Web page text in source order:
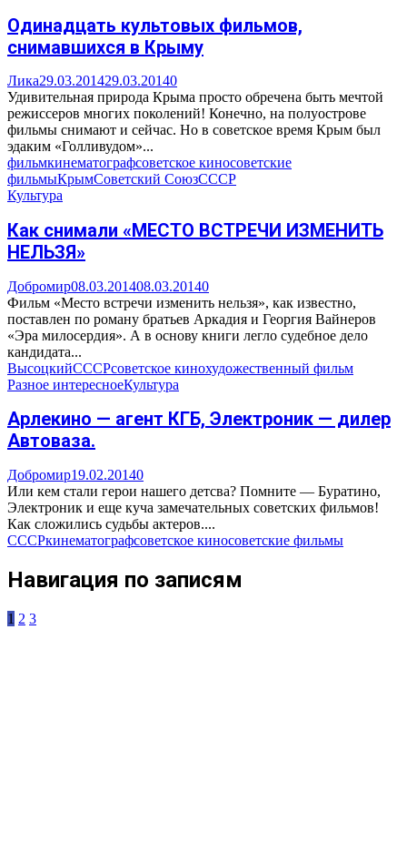
Одинадцать культовых фильмов,
снимавшихся в Крыму
Лика29.03.201429.03.20140
Удивительная природа Крыма просто обречена быть мечтой
режиссеров многих поколений! Конечно, на полуострове
фильмы снимают и сейчас. Но в советское время Крым был
эдаким «Голливудом»...
фильмкинематографсоветское киносоветские
фильмыКрымСоветский СоюзСССР
Культура
Как снимали «МЕСТО ВСТРЕЧИ ИЗМЕНИТЬ
НЕЛЬЗЯ»
Добромир08.03.201408.03.20140
Фильм «Место встречи изменить нельзя», как известно,
поставлен по роману братьев Аркадия и Георгия Вайнеров
«Эра милосердия». А в основу книги легло судебное дело
кандидата...
ВысоцкийСССРсоветское кинохудожественный фильм
Разное интересноеКультура
Арлекино — агент КГБ, Электроник — дилер
Автоваза.
Добромир19.02.20140
Или кем стали герои нашего детсва? Помните — Буратино,
Электроник и еще куча замечательных советских фильмов!
Как сложились судьбы актеров....
СССРкинематографсоветское киносоветские фильмы
Навигация по записям
1 2 3